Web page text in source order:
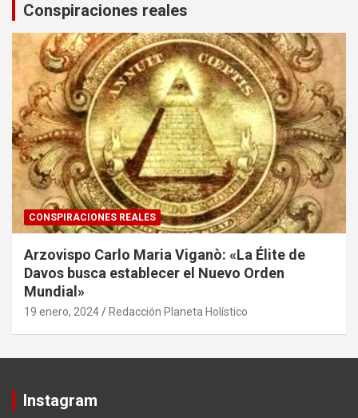
Conspiraciones reales
CONSPIRACIONES REALES
Arzovispo Carlo Maria Viganò: «La Élite de
Davos busca establecer el Nuevo Orden
Mundial»
19 enero, 2024 Redacción Planeta Holístico
Instagram